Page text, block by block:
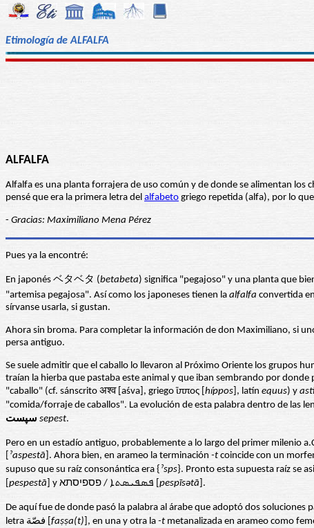
Etimología de ALFALFA
ALFALFA
Alfalfa es una planta forrajera de uso común y de donde se alimentan los
pensé que era la primera letra del alfabeto griego repetida (alfa), por lo
- Gracias: Maximiliano Mena Pérez
Pues ya la encontré:
En japonés ベタベタ (betabeta) significa "pegajoso" y una planta que
"artemisa pegajosa". Así como los japoneses tienen la alfalfa convertida
sírvanse usarla, si gustan.
Ahora sin broma. Para completar la información de don Maximiliano, si
persa antiguo.
Se suele admitir que el caballo lo llevaron al Próximo Oriente los grupos
traían la hierba que pastaba este animal y que iban sembrando por
"caballo" (cf. sánscrito अश्व [aśva], griego ἵππος [ híppos ], latín equus) y asti
"comida/forraje de caballos". La evolución de esta palabra dentro de las
سپست sepest.
Pero en un estadío antiguo, probablemente a lo largo del primer milenio
ˀaspestā ]. Ahora bien, en arameo la terminación -t coincide con un
supuso que su raíz consonántica era { ˀsps}. Pronto esta supuesta raíz se
pespestā pespīsətā ].
faṣṣa(t) ], en una y otra la -t